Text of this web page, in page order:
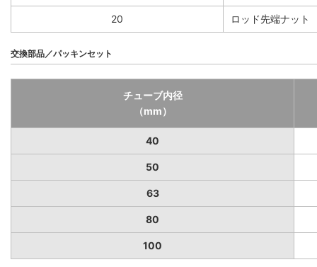
20 ロッド先端ナット
交換部品／パッキンセット
チューブ内径
（mm）
40
50
63
80
100